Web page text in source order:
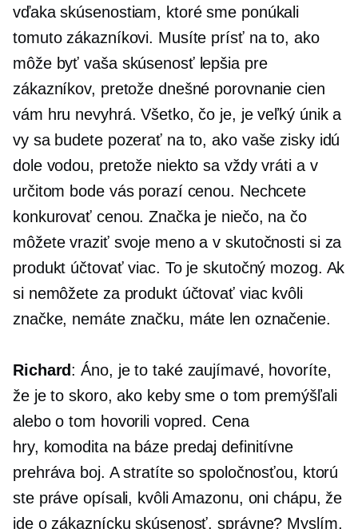
vďaka skúsenostiam, ktoré sme ponúkali
tomuto zákazníkovi. Musíte prísť na to, ako
môže byť vaša skúsenosť lepšia pre
zákazníkov, pretože dnešné porovnanie cien
vám hru nevyhrá. Všetko, čo je, je veľký únik a
vy sa budete pozerať na to, ako vaše zisky idú
dole vodou, pretože niekto sa vždy vráti a v
určitom bode vás porazí cenou. Nechcete
konkurovať cenou. Značka je niečo, na čo
môžete vraziť svoje meno a v skutočnosti si za
produkt účtovať viac. To je skutočný mozog. Ak
si nemôžete za produkt účtovať viac kvôli
značke, nemáte značku, máte len označenie.
Richard: Áno, je to také zaujímavé, hovoríte,
že je to skoro, ako keby sme o tom premýšľali
alebo o tom hovorili vopred. Cena
hry, komodita na bázepredaj definitívne
prehráva boj. A stratíte so spoločnosťou, ktorú
ste práve opísali, kvôli Amazonu, oni chápu, že
ide o zákaznícku skúsenosť. správne? Myslím,